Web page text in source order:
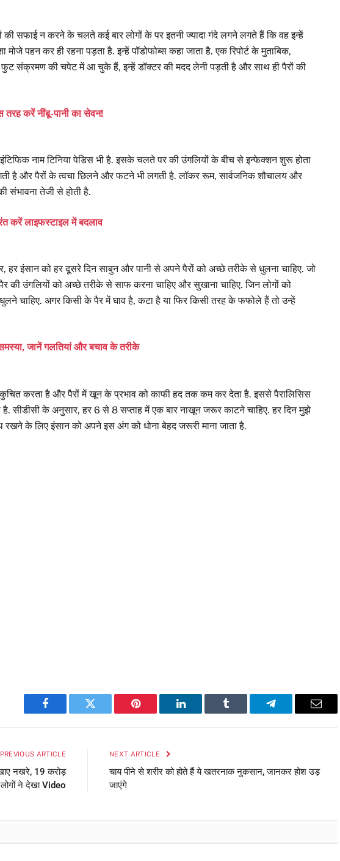
की सफाई न करने के चलते कई बार लोगों के पर इतनी ज्यादा गंदे लगने लगते हैं कि वह इन्हें
पहन कर ही रहना पड़ता है. इन्हें पॉडोफोब्‍स कहा जाता है. एक रिपोर्ट के मुताबिक,
संक्रमण की चपेट में आ चुके हैं, इन्हें डॉक्टर की मदद लेनी पड़ती है और साथ ही पैरों की
तरह करें नींबू-पानी का सेवन!
नाम ट‍िन‍िया पेड‍िस भी है. इसके चलते पर की उंगलियों के बीच से इन्फेक्शन शुरू होता
है और पैरों के त्वचा छिलने और फटने भी लगती है. लॉकर रूम, सार्वजनिक शौचालय और
तेजी से होती है.
करें लाइफस्टाइल में बदलाव
हर इंसान को हर दूसरे दिन साबुन और पानी से अपने पैरों को अच्छे तरीके से धुलना चाहिए. जो
की उंगलियों को अच्छे तरीके से साफ करना चाहिए और सुखाना चाहिए. जिन लोगों को
चाहिए. अगर किसी के पैर में घाव है, कटा है या फिर किसी तरह के फफोले हैं तो उन्हें
जानें गलति‍यां और बचाव के तरीके
करता है और पैरों में खून के प्रभाव को काफी हद तक कम कर देता है. इससे पैरालिसिस
है. सीडीसी के अनुसार, हर 6 से 8 सप्ताह में एक बार नाखून जरूर काटने चाहिए. हर दिन मुझे
के लिए इंसान को अपने इस अंग को धोना बेहद जरूरी माना जाता है.
Facebook Twitter Pinterest LinkedIn Tumblr Telegram Email
PREVIOUS ARTICLE
नखरे, 19 करोड़
लोगों ने देखा Video
NEXT ARTICLE
चाय पीने से शरीर को होते हैं ये खतरनाक नुकसान, जानकर होश उड़
जाएंगे